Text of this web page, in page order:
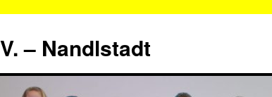
– Nandlstadt